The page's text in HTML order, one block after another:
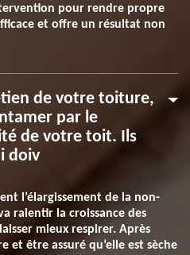
pour rendre propre
et offre un résultat non
de votre toiture,
par le
de votre toit. Ils
doiv
l’élargissement de la non-
ralentir la croissance des
mieux respirer. Après
être assuré qu’elle est sèche